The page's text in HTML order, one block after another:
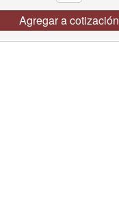
Agregar a cotización